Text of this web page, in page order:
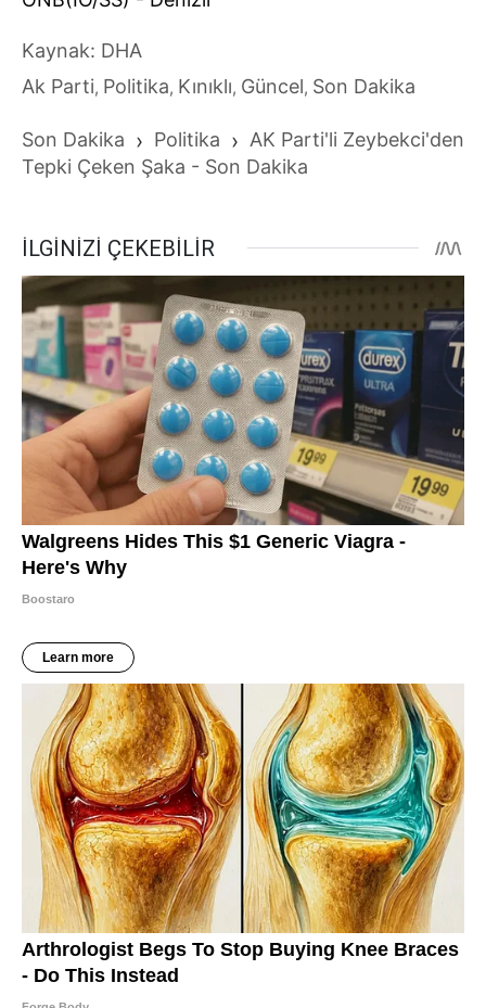
Kaynak: DHA
Ak Parti, Politika, Kınıklı, Güncel, Son Dakika
Son Dakika › Politika › AK Parti'li Zeybekci'den
Tepki Çeken Şaka - Son Dakika